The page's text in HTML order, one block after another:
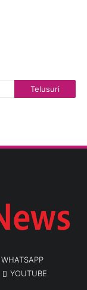
WHATSAPP
YOUTUBE